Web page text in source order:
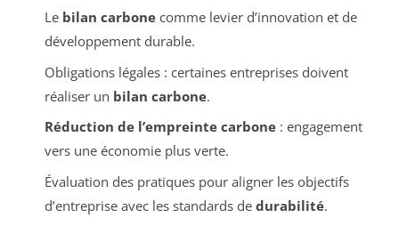
Le bilan carbonecomme levier d’innovation et de
développement durable.
Obligations légales : certaines entreprises doivent
réaliser un bilan carbone.
Réduction de l’empreinte carbone: engagement
vers une économie plus verte.
Évaluation des pratiques pour aligner les objectifs
d’entreprise avec les standards de durabilité.